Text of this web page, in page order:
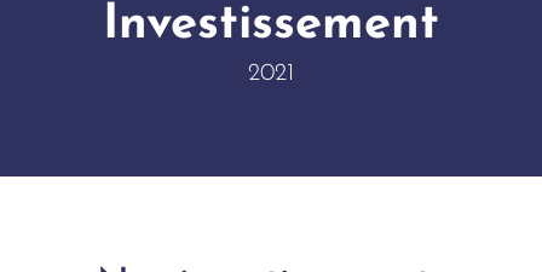
Investissement
2021